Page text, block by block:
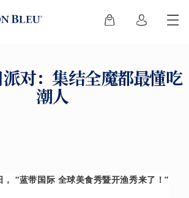
对：集结全魔都最懂吃
潮人
“蓝带国际 全球美食秀暨开渔秀来了！”